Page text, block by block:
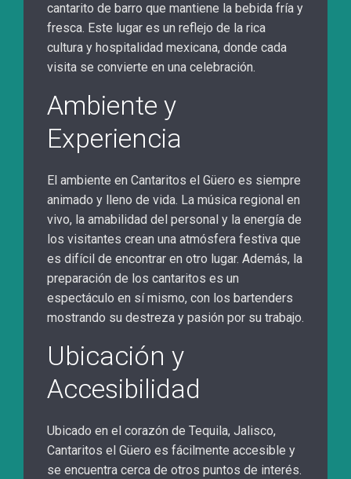
cantarito de barro que mantiene la bebida fría y
fresca. Este lugar es un reflejo de la rica
cultura y hospitalidad mexicana, donde cada
visita se convierte en una celebración.
Ambiente y
Experiencia
El ambiente en Cantaritos el Güero es siempre
animado y lleno de vida. La música regional en
vivo, la amabilidad del personal y la energía de
los visitantes crean una atmósfera festiva que
es difícil de encontrar en otro lugar. Además, la
preparación de los cantaritos es un
espectáculo en sí mismo, con los bartenders
mostrando su destreza y pasión por su trabajo.
Ubicación y
Accesibilidad
Ubicado en el corazón de Tequila, Jalisco,
Cantaritos el Güero es fácilmente accesible y
se encuentra cerca de otros puntos de interés.